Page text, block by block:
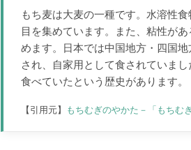
もち麦は大麦の一種です。水溶性
目を集めています。また、粘性が
めます。日本では中国地方・四国
され、自家用として食されていま
食べていたという歴史があります。
【引用元】 もちむぎのやかた－「もちむ